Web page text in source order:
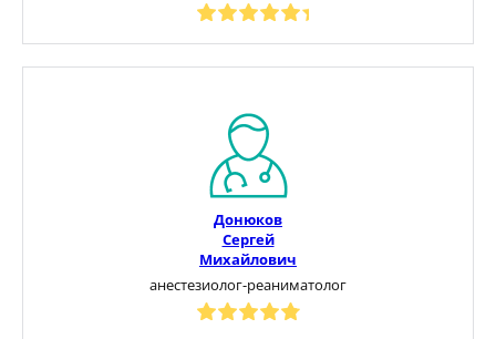
Донюков
Сергей
Михайлович
анестезиолог-реаниматолог